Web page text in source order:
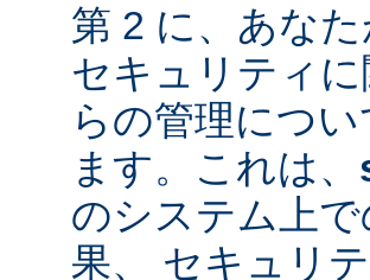
第 2 に、あな
セキュリティ
らの管理につ
ます。これは、
のシステム上
果、 セキュリ